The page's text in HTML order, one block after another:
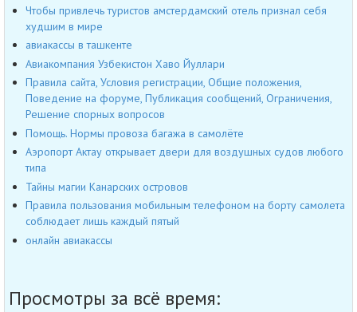
Чтобы привлечь туристов амстердамский отель признал себя
худшим в мире
авиакассы в ташкенте
Авиакомпания Узбекистон Хаво Йуллари
Правила сайта, Условия регистрации, Общие положения,
Поведение на форуме, Публикация сообщений, Ограничения,
Решение спорных вопросов
Помощь. Нормы провоза багажа в самолёте
Аэропорт Актау открывает двери для воздушных судов любого
типа
Тайны магии Канарских островов
Правила пользования мобильным телефоном на борту самолета
соблюдает лишь каждый пятый
онлайн авиакассы
Просмотры за всё время: